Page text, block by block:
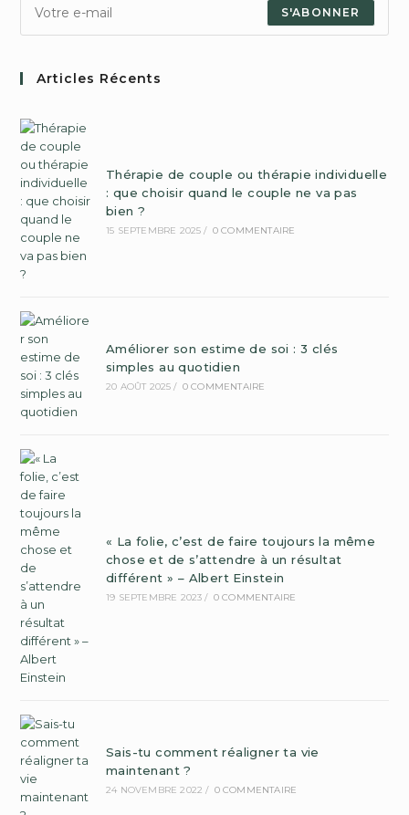
S'ABONNER
Articles Récents
Thérapie de couple ou thérapie individuelle
: que choisir quand le couple ne va pas
bien ?
15 SEPTEMBRE 2025 / 0 COMMENTAIRE
Améliorer son estime de soi : 3 clés
simples au quotidien
20 AOÛT 2025 / 0 COMMENTAIRE
« La folie, c’est de faire toujours la même
chose et de s’attendre à un résultat
différent » – Albert Einstein
19 SEPTEMBRE 2023 / 0 COMMENTAIRE
Sais-tu comment réaligner ta vie
maintenant ?
24 NOVEMBRE 2022 / 0 COMMENTAIRE